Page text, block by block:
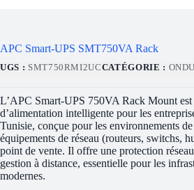
APC Smart-UPS SMT750VA Rack
UGS : SMT750RMI2UCCATÉGORIE :
L’APC Smart-UPS 750VA Rack Mount est
d’alimentation intelligente pour les
Tunisie, conçue pour les environnements
équipements de réseau (routeurs, switchs,
point de vente. Il offre une protection
gestion à distance, essentielle pour les
modernes.